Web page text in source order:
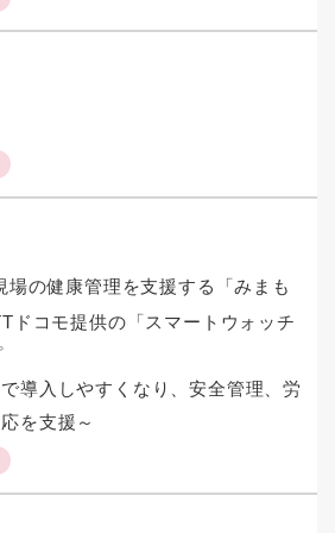
場の健康管理を支援する「みまも
ドコモ提供の「スマートウォッチ
導入しやすくなり、安全管理、労
を支援～